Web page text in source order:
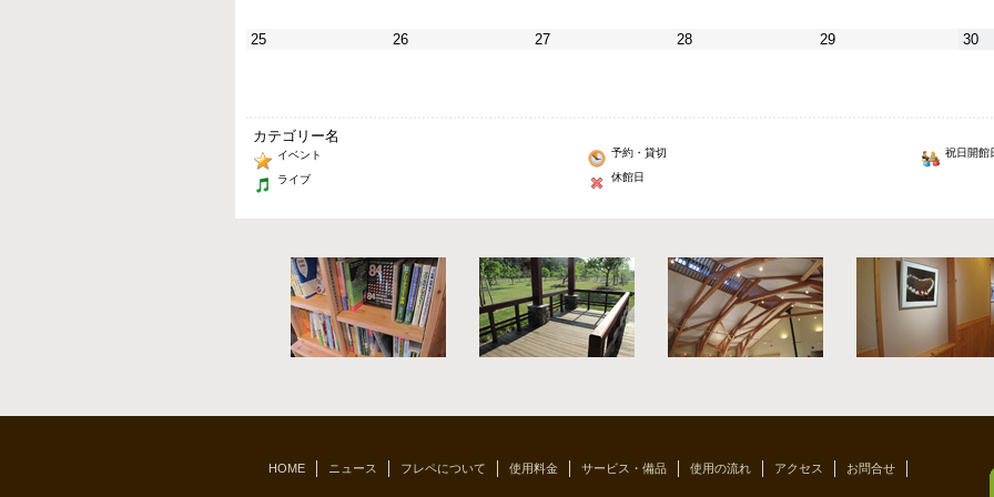
25 26 27 28 29 30
カテゴリー名
イベント
ライブ
予約・貸切
休館日
祝日開館
HOME ニュース フレペについて 使用料金 サービス・備品 使用の流れ アクセス お問合せ